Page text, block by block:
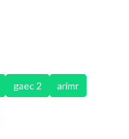
gaec 2
arimr